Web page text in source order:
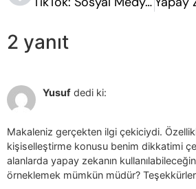
2 yanıt
Yusuf dedi ki:
Makaleniz gerçekten ilgi çekiciydi.
kişiselleştirme konusu benim dikkatimi
alanlarda yapay zekanın
örneklemek mümkün müdür?